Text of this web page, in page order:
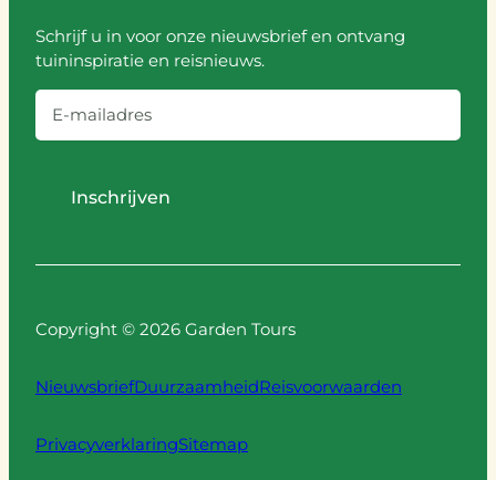
Schrijf u in voor onze nieuwsbrief en ontvang
tuininspiratie en reisnieuws.
-
l
d
e
s
Copyright © 2026 Garden Tours
NieuwsbriefDuurzaamheidReisvoorwaarden
PrivacyverklaringSitemap